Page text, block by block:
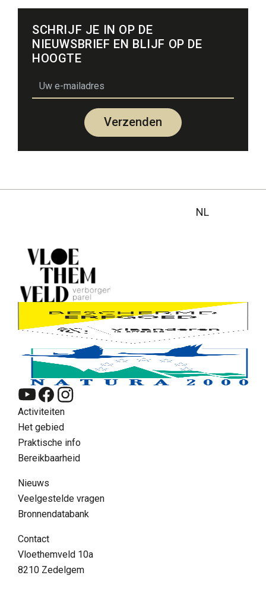
Supra menu
Contact
SCHRIJF JE IN OP DE
NIEUWSBRIEF EN BLIJF OP DE
HOOGTE
Verzenden
NL
Activiteiten
Het gebied
Praktische info
Bereikbaarheid
Nieuws
Veelgestelde vragen
Bronnendatabank
Contact
Vloethemveld 10a
8210 Zedelgem